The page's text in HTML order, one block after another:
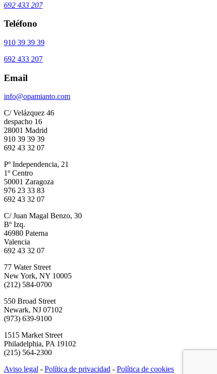
692 433 207
Teléfono
910 39 39 39
692 433 207
Email
info@opamianto.com
C/ Velázquez 46
despacho 16
28001 Madrid
910 39 39 39
692 43 32 07
Pº Independencia, 21
1º Centro
50001 Zaragoza
976 23 33 83
692 43 32 07
C/ Juan Magal Benzo, 30
Bº Izq.
46980 Paterna
Valencia
692 43 32 07
77 Water Street
New York, NY 10005
(212) 584-0700
550 Broad Street
Newark, NJ 07102
(973) 639-9100
1515 Market Street
Philadelphia, PA 19102
(215) 564-2300
Aviso legal - Política de privacidad - Política de cookies